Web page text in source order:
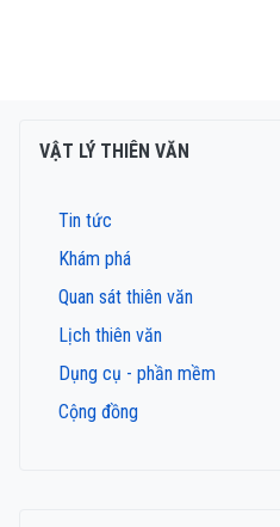
VẬT LÝ THIÊN VĂN
Tin tức
Khám phá
Quan sát thiên văn
Lịch thiên văn
Dụng cụ - phần mềm
Cộng đồng